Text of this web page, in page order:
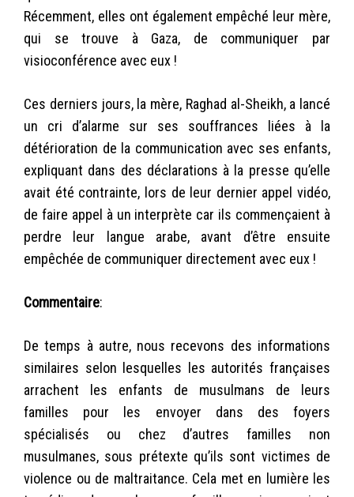
Récemment, elles ont également empêché leur mère,
qui se trouve à Gaza, de communiquer par
visioconférence avec eux !
Ces derniers jours, la mère, Raghad al-Sheikh, a lancé
un cri d’alarme sur ses souffrances liées à la
détérioration de la communication avec ses enfants,
expliquant dans des déclarations à la presse qu’elle
avait été contrainte, lors de leur dernier appel vidéo,
de faire appel à un interprète car ils commençaient à
perdre leur langue arabe, avant d’être ensuite
empêchée de communiquer directement avec eux !
Commentaire:
De temps à autre, nous recevons des informations
similaires selon lesquelles les autorités françaises
arrachent les enfants de musulmans de leurs
familles pour les envoyer dans des foyers
spécialisés ou chez d’autres familles non
musulmanes, sous prétexte qu’ils sont victimes de
violence ou de maltraitance. Cela met en lumière les